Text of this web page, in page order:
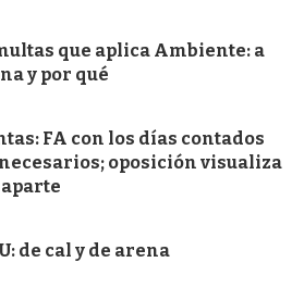
que aplica Ambiente: a
y por qué
FA con los días contados
oposición visualiza
de cal y de arena